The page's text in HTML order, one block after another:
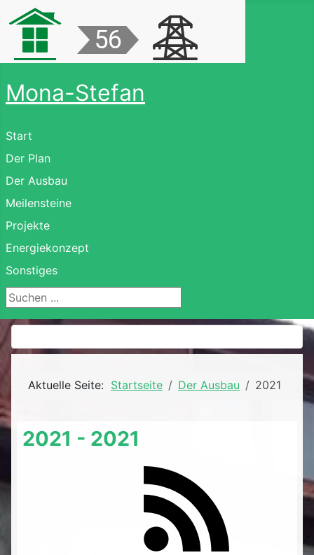
Mona-Stefan
Start
Der Plan
Der Ausbau
Meilensteine
Projekte
Energiekonzept
Sonstiges
Suchen ...
Aktuelle Seite: Startseite Der Ausbau 2021
2021 - 2021